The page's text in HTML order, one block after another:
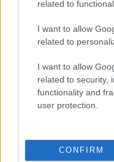
related to
I want to allow
related to
I want to allow
related to security,
functionality and
user protection.
CONFIRM
kiegészítője a
de
lötyögjön ki a leve,